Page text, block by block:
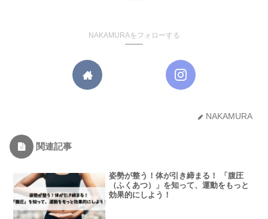
NAKAMURAをフォローする
NAKAMURA
関連記事
姿勢が整う！体が引き締まる！ 「腹圧
（ふくあつ）」を知って、運動をもっと
効果的にしよう！